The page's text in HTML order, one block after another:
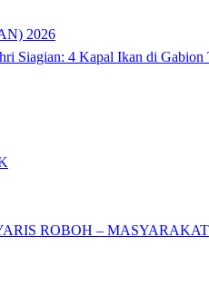
2026
Siagian: 4 Kapal Ikan di
ROBOH –